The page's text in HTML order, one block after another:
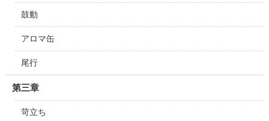
鼓動
アロマ缶
尾行
第三章
苛立ち